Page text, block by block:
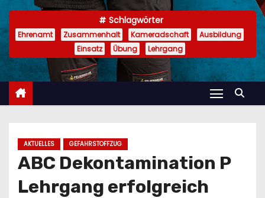
n
Schlagwörter
Ehrenamt Zusammenhalt Kameradschaft
Ausbildung
Einsatz
Übung Lehrgang
AKTUELLES GEFAHRSTOFFZUG
ABC Dekontamination P
Lehrgang erfolgreich